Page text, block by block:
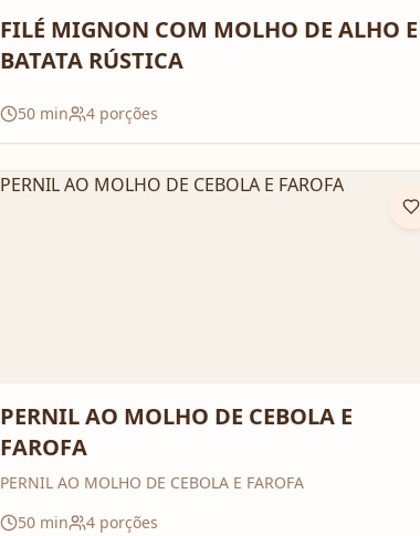
FILÉ MIGNON COM MOLHO DE ALHO E
BATATA RÚSTICA
50 min 4 porções
PERNIL AO MOLHO DE CEBOLA E
FAROFA
PERNIL AO MOLHO DE CEBOLA E FAROFA
50 min 4 porções